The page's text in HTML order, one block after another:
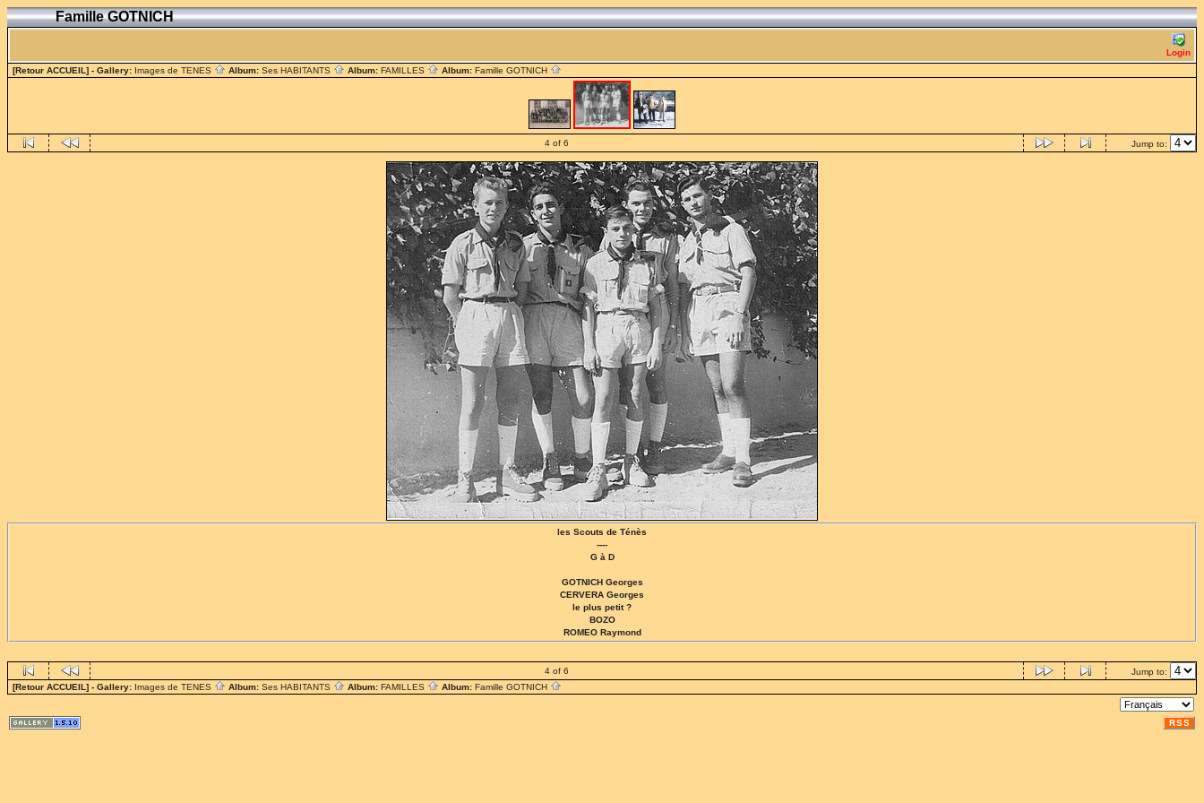
Famille GOTNICH
Login
[Retour ACCUEIL] - Gallery: Images de TENES Album: Ses HABITANTS Album: FAMILLES Album: Famille GOTNICH
4 of 6 Jump to:
les Scouts de Ténès
----
G à D
GOTNICH Georges
CERVERA Georges
le plus petit ?
BOZO
ROMEO Raymond
4 of 6
Jump to:
[Retour ACCUEIL] - Gallery: Images de TENES Album: Ses HABITANTS Album: FAMILLES Album: Famille GOTNICH
RSS